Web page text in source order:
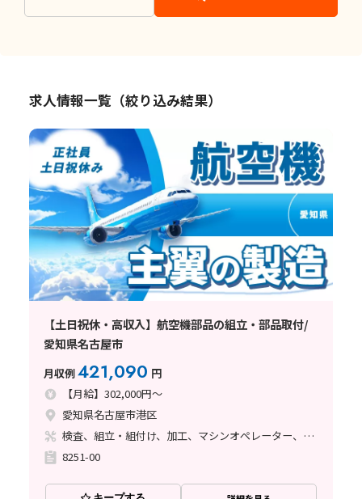
求人情報一覧（絞り込み結果）
【土日祝休・高収入】航空機部品の組立・部品取付/
愛知県名古屋市
月収例421,090 円
【月給】302,000円～
愛知県名古屋市港区
検査、組立・組付け、加工、マシンオペレーター、品質管理、メンテナンス・保全、フォークリフト、玉掛け・クレーン、ライン作業、鋳造・鍛造、立ち作業、溶接、塗装、バリ取り
8251-00